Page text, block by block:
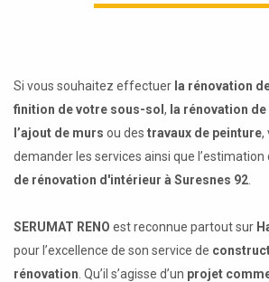
Si vous souhaitez effectuer la rénovation
finition de votre sous-sol , la rénovation
l’ajout de murs ou des travaux de peinture,
demander les services ainsi que l’estimation
de rénovation d'intérieur à Suresnes 92
SERUMAT RENO est reconnue partout sur
pour l’excellence de son service de
rénovation . Qu’il s’agisse d’un projet